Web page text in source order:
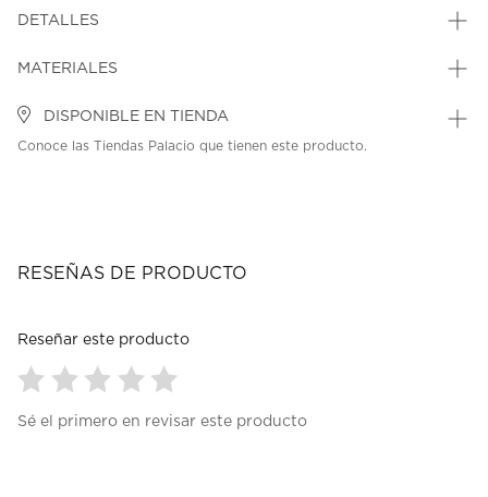
DETALLES
MATERIALES
DISPONIBLE EN TIENDA
Conoce las Tiendas Palacio que tienen este producto.
RESEÑAS DE PRODUCTO
Reseñar este producto
paraparaparaparapara
Sé el primero en revisar este producto